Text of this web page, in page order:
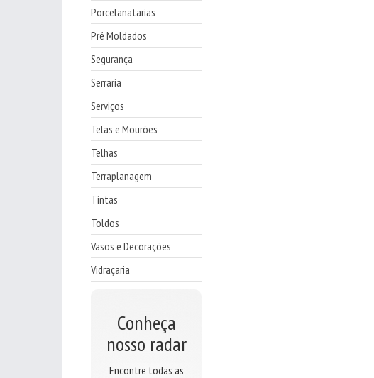
Porcelanatarias
Pré Moldados
Segurança
Serraria
Serviços
Telas e Mourões
Telhas
Terraplanagem
Tintas
Toldos
Vasos e Decorações
Vidraçaria
Conheça
nosso radar
Encontre todas as